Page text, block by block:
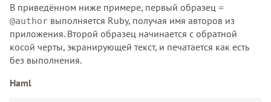
В приведённом ниже примере, первый образец =
@author выполняется Ruby, получая имя авторов из
приложения. Второй образец начинается с обратной
косой черты, экранирующей текст, и печатается как есть
без выполнения.
Haml